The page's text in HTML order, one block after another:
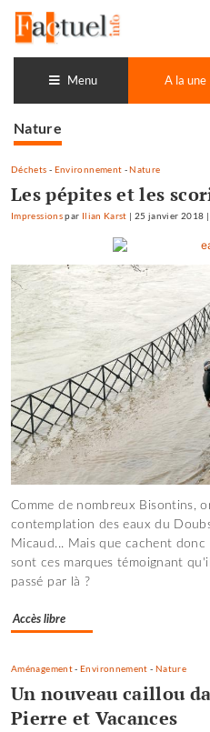
contenu
Menu A la une
Nature
Déchets - Environnement -Nature
Les pépites et les
Impressionspar Ilian Karst | 25 janvier 2018
Comme de nombreux Bisontins,
contemplation des eaux du
Micaud... Mais que cachent donc
sont ces marques témoignant
passé par là ?
Accès libre
Aménagement- Environnement - Nature
Un nouveau caillou
Pierre et Vacances